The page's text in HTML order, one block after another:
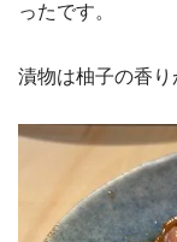
ったです。
漬物は柚子の香り